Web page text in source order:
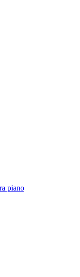
piano